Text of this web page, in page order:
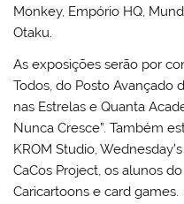
Monkey, Empório HQ,
Otaku.
As exposições serão por
Todos, do Posto Avançado
nas Estrelas e Quanta
Nunca Cresce”. Também
KROM Studio,
CaCos Project, os alunos
Caricartoons e card games.